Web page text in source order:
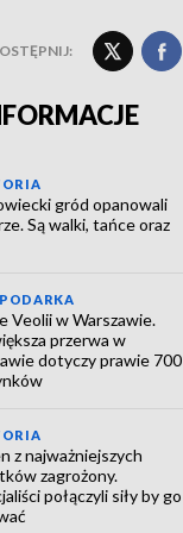
gród opanowali
Są walki, tańce oraz
Veolii w Warszawie.
przerwa w
dotyczy prawie 700
z najważniejszych
zagrożony.
połączyli siły by go